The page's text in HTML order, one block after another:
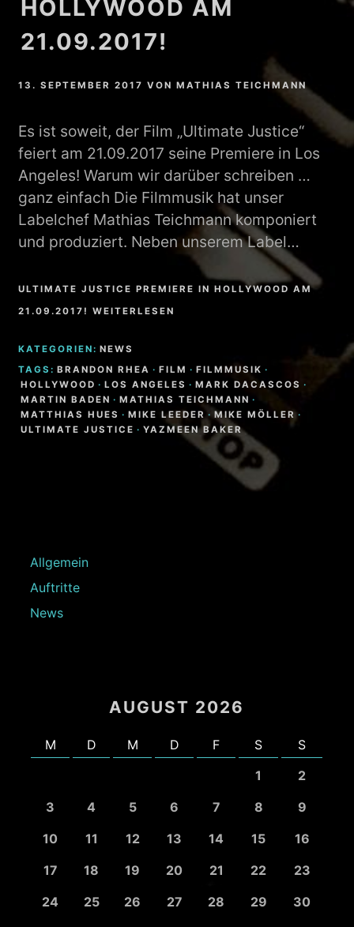
HOLLYWOOD AM
21.09.2017!
13. SEPTEMBER 2017 VONMATHIAS TEICHMANN
Es ist soweit, der Film „Ultimate Justice“
feiert am 21.09.2017 seine Premiere in Los
Angeles! Warum wir darüber schreiben …
ganz einfach Die Filmmusik hat unser
Labelchef Mathias Teichmann komponiert
und produziert. Neben unserem Label…
ULTIMATE JUSTICE PREMIERE IN HOLLYWOOD AM
21.09.2017! WEITERLESEN
KATEGORIEN: NEWS
TAGS: BRANDON RHEA · FILM · FILMMUSIK ·
HOLLYWOOD · LOS ANGELES · MARK DACASCOS ·
MARTIN BADEN · MATHIAS TEICHMANN ·
MATTHIAS HUES · MIKE LEEDER · MIKE MÖLLER ·
ULTIMATE JUSTICE · YAZMEEN BAKER
Allgemein
Auftritte
News
AUGUST 2026
M D M D F S
S
1
2
3
4 5 6 7 8
9
10
11 12 13 14 15
16
17
18 19 20 21 22
23
24
25 26 27 28 29
30